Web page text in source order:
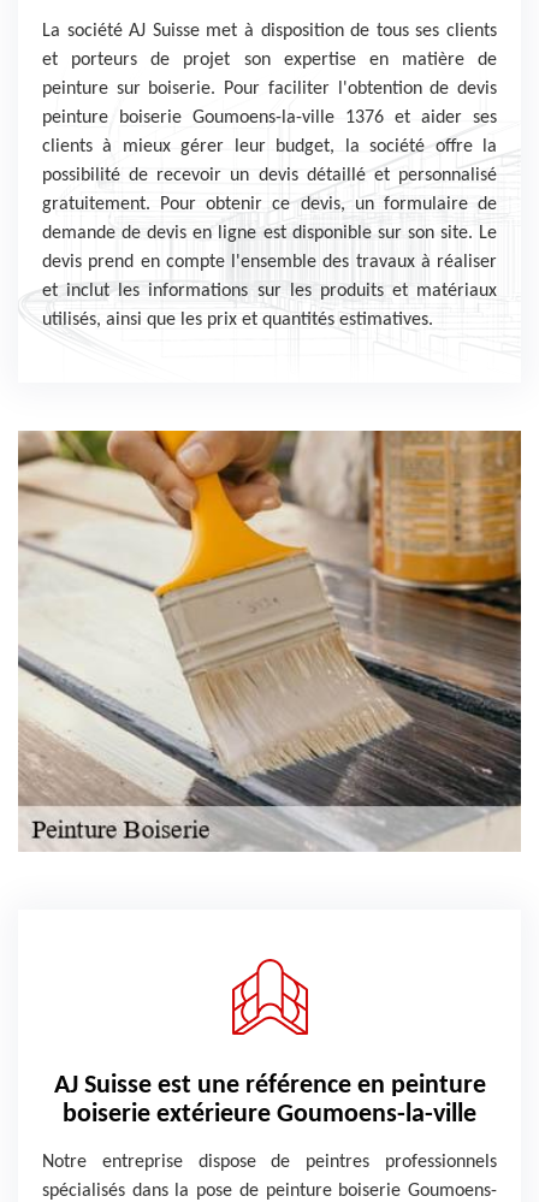
La société AJ Suisse met à disposition de tous ses clients
et porteurs de projet son expertise en matière de
peinture sur boiserie. Pour faciliter l'obtention de devis
peinture boiserie Goumoens-la-ville 1376 et aider ses
clients à mieux gérer leur budget, la société offre la
possibilité de recevoir un devis détaillé et personnalisé
gratuitement. Pour obtenir ce devis, un formulaire de
demande de devis en ligne est disponible sur son site. Le
devis prend en compte l'ensemble des travaux à réaliser
et inclut les informations sur les produits et matériaux
utilisés, ainsi que les prix et quantités estimatives.
AJ Suisse est une référence en peinture
boiserie extérieure Goumoens-la-ville
Notre entreprise dispose de peintres professionnels
spécialisés dans la pose de peinture boiserie Goumoens-